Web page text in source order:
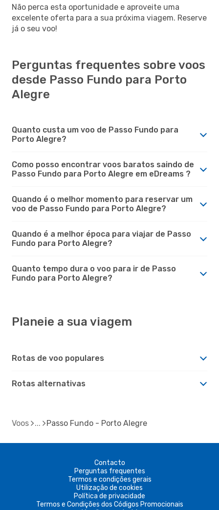
Não perca esta oportunidade e aproveite uma
excelente oferta para a sua próxima viagem. Reserve
já o seu voo!
Perguntas frequentes sobre voos
desde Passo Fundo para Porto
Alegre
Quanto custa um voo de Passo Fundo para
Porto Alegre?
Como posso encontrar voos baratos saindo de
Passo Fundo para Porto Alegre em eDreams ?
Quando é o melhor momento para reservar um
voo de Passo Fundo para Porto Alegre?
Quando é a melhor época para viajar de Passo
Fundo para Porto Alegre?
Quanto tempo dura o voo para ir de Passo
Fundo para Porto Alegre?
Planeie a sua viagem
Rotas de voo populares
Rotas alternativas
Voos Passo Fundo - Porto Alegre
Contacto
Perguntas frequentes
Termos e condições gerais
Utilização de cookies
Política de privacidade
Termos e Condições dos Códigos Promocionais